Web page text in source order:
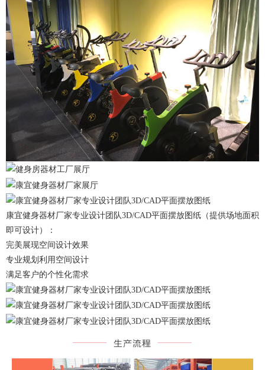
康宜健身器材厂家专业设计团队3D/CAD平面摆放图纸（提供场地面积
即可设计）：
完美展现空间设计效果
专业规划利用空间设计
满足客户的个性化需求